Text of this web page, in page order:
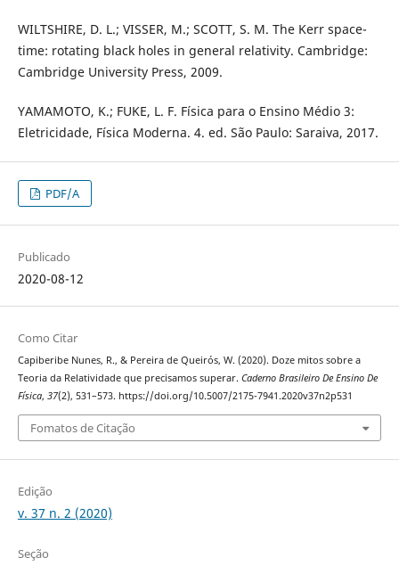
WILTSHIRE, D. L.; VISSER, M.; SCOTT, S. M. The Kerr space-
time: rotating black holes in general relativity. Cambridge:
Cambridge University Press, 2009.
YAMAMOTO, K.; FUKE, L. F. Física para o Ensino Médio 3:
Eletricidade, Física Moderna. 4. ed. São Paulo: Saraiva, 2017.
PDF/A
Publicado
2020-08-12
Como Citar
Capiberibe Nunes, R., & Pereira de Queirós, W. (2020). Doze mitos sobre a
Teoria da Relatividade que precisamos superar. Caderno Brasileiro De Ensino De
Física, 37(2), 531–573. https://doi.org/10.5007/2175-7941.2020v37n2p531
Fomatos de Citação
Edição
v. 37 n. 2 (2020)
Seção